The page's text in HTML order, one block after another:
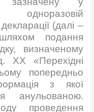
одноразовій
(далі –
подання
визначеному
XX «Перехідні
попередньо
з якої
анульованою.
проведення